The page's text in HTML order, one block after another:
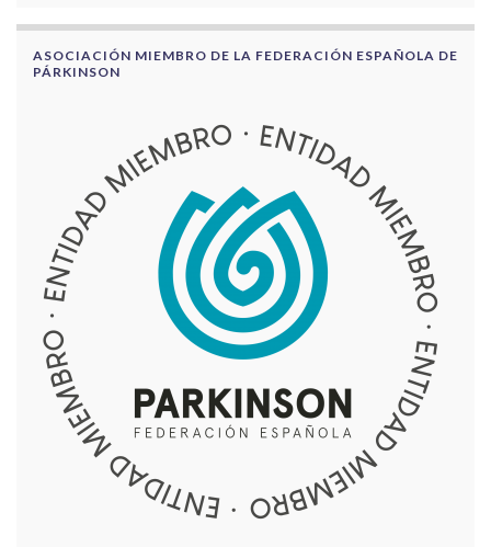
ASOCIACIÓN MIEMBRO DE LA FEDERACIÓN ESPAÑOLA DE
PÁRKINSON